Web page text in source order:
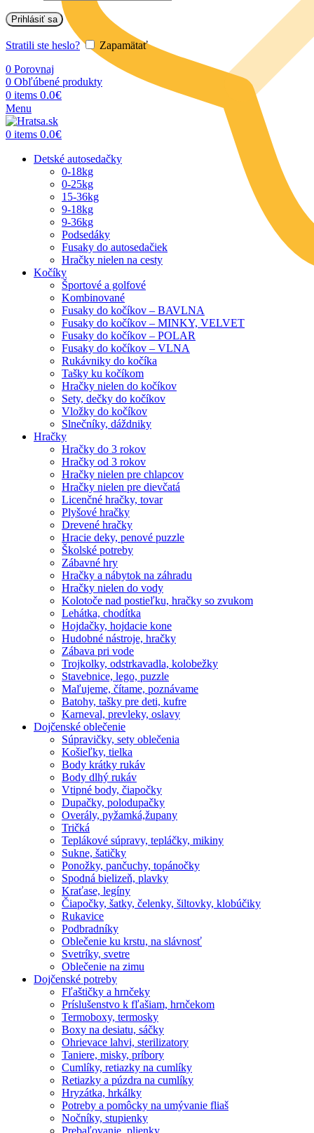
Prihlásiť sa
Stratili ste heslo?
Zapamätať
0 Porovnaj
0 Obľúbené produkty
0 items 0.0€
Menu
0 items 0.0€
Detské autosedačky
0-18kg
0-25kg
15-36kg
9-18kg
9-36kg
Podsedáky
Fusaky do autosedačiek
Hračky nielen na cesty
Kočíky
Športové a golfové
Kombinované
Fusaky do kočíkov – BAVLNA
Fusaky do kočíkov – MINKY, VELVET
Fusaky do kočíkov – POLAR
Fusaky do kočíkov – VLNA
Rukávniky do kočíka
Tašky ku kočíkom
Hračky nielen do kočíkov
Sety, dečky do kočíkov
Vložky do kočíkov
Slnečníky, dáždniky
Hračky
Hračky do 3 rokov
Hračky od 3 rokov
Hračky nielen pre chlapcov
Hračky nielen pre dievčatá
Licenčné hračky, tovar
Plyšové hračky
Drevené hračky
Hracie deky, penové puzzle
Školské potreby
Zábavné hry
Hračky a nábytok na záhradu
Hračky nielen do vody
Kolotoče nad postieľku, hračky so zvukom
Lehátka, chodítka
Hojdačky, hojdacie kone
Hudobné nástroje, hračky
Zábava pri vode
Trojkolky, odstrkavadla, kolobežky
Stavebnice, lego, puzzle
Maľujeme, čítame, poznávame
Batohy, tašky pre deti, kufre
Karneval, prevleky, oslavy
Dojčenské oblečenie
Súpravičky, sety oblečenia
Košieľky, tielka
Body krátky rukáv
Body dlhý rukáv
Vtipné body, čiapočky
Dupačky, polodupačky
Overály, pyžamká,župany
Tričká
Teplákové súpravy, tepláčky, mikiny
Sukne, šatičky
Ponožky, pančuchy, topánočky
Spodná bielizeň, plavky
Kraťase, legíny
Čiapočky, šatky, čelenky, šiltovky, klobúčiky
Rukavice
Podbradníky
Oblečenie ku krstu, na slávnosť
Svetríky, svetre
Oblečenie na zimu
Dojčenské potreby
Fľaštičky a hrnčeky
Príslušenstvo k fľašiam, hrnčekom
Termoboxy, termosky
Boxy na desiatu, sáčky
Ohrievace lahvi, sterilizatory
Taniere, misky, príbory
Cumlíky, retiazky na cumlíky
Retiazky a púzdra na cumlíky
Hryzátka, hrkálky
Potreby a pomôcky na umývanie fliaš
Nočníky, stupienky
Prebaľovanie, plienky